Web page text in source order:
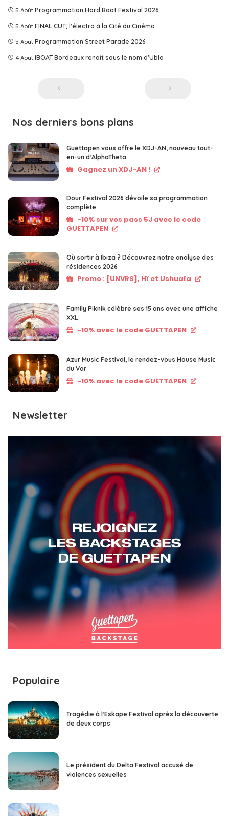
5 Août Programmation Hard Boat Festival 2026
5 Août FINAL CUT, l'électro à la Cité du Cinéma
5 Août Programmation Street Parade 2026
4 Août IBOAT Bordeaux renaît sous le nom d'Ublo
Nos derniers bons plans
Guettapen vous offre le XDJ-AN, nouveau tout-
en-un d’AlphaTheta
Gagnez un XDJ-AN !
Dour Festival 2026 dévoile sa programmation
complète
-10% sur vos pass 5J avec le code
GUETTAPEN
Où sortir à Ibiza ? Découvrez notre analyse des
résidences 2026
Promo : [UNVRS], Hï et Ushuaïa
Family Piknik célèbre ses 15 ans avec une affiche
XXL
-10% avec le code GUETTAPEN
Azur Music Festival, le rendez-vous House Music
du Var
-10% avec le code GUETTAPEN
Newsletter
Populaire
Tragédie à l’Eskape Festival après la découverte
de deux corps
Le président du Delta Festival accusé de
violences sexuelles